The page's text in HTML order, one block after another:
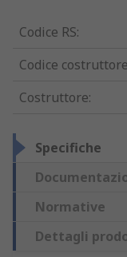
Codice RS:
Codice costruttore
Costruttore:
Specifiche
Normative
Dettagli